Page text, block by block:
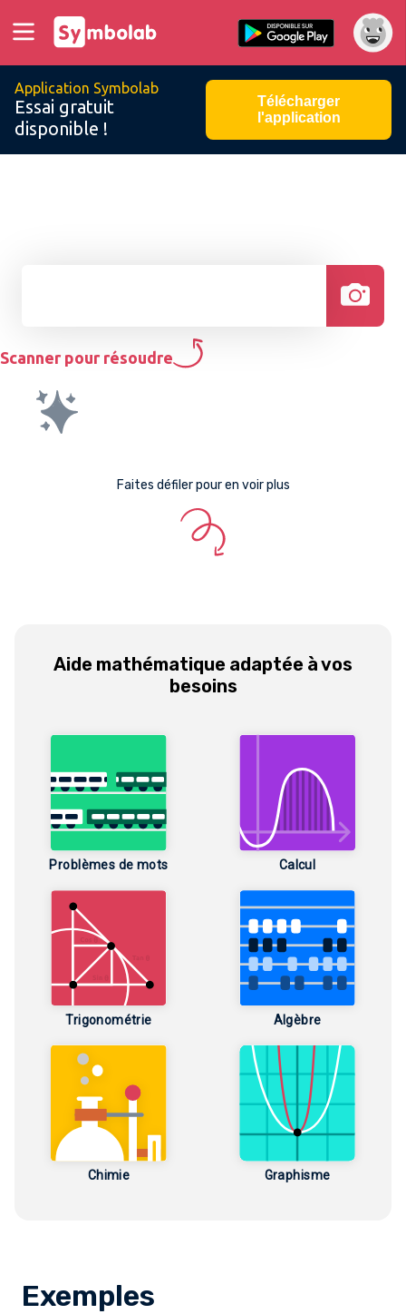
Application Symbolab
Essai gratuit
disponible !
Télécharger
l'application
Scanner pour résoudre
Faites défiler pour en voir plus
Aide mathématique adaptée à vos
besoins
Problèmes de mots Calcul
Trigonométrie Algèbre
Chimie Graphisme
Exemples